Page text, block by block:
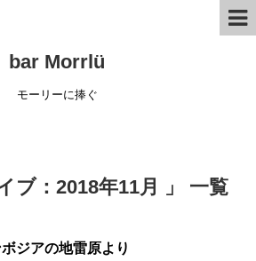
bar Morrlü
モーリーに捧ぐ
ブ：2018年11月 」 一覧
ジアの地雷原より